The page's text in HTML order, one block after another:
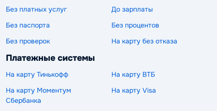
Без платных услуг
До зарплаты
Без паспорта
Без процентов
Без проверок
На карту без отказа
Платежные системы
На карту Тинькофф
На карту ВТБ
На карту Моментум
Сбербанка
На карту Visa